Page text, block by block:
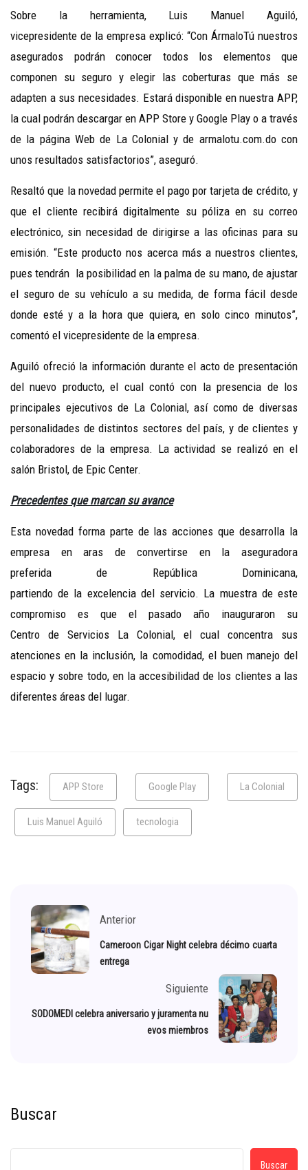
Sobre la herramienta, Luis Manuel Aguiló,
vicepresidente de la empresa explicó: “Con ÁrmaloTú nuestros
asegurados podrán conocer todos los elementos que
componen su seguro y elegir las coberturas que más se
adapten a sus necesidades. Estará disponible en nuestra APP,
la cual podrán descargar en APP Store y Google Play o a través
de la página Web de La Colonial y de armalotu.com.do con
unos resultados satisfactorios”, aseguró.
Resaltó que la novedad permite el pago por tarjeta de crédito, y
que el cliente recibirá digitalmente su póliza en su correo
electrónico, sin necesidad de dirigirse a las oficinas para su
emisión. “Este producto nos acerca más a nuestros clientes,
pues tendrán la posibilidad en la palma de su mano, de ajustar
el seguro de su vehículo a su medida, de forma fácil desde
donde esté y a la hora que quiera, en solo cinco minutos”,
comentó el vicepresidente de la empresa.
Aguiló ofreció la información durante el acto de presentación
del nuevo producto, el cual contó con la presencia de los
principales ejecutivos de La Colonial, así como de diversas
personalidades de distintos sectores del país, y de clientes y
colaboradores de la empresa. La actividad se realizó en el
salón Bristol, de Epic Center.
Precedentes que marcan su avance
Esta novedad forma parte de las acciones que desarrolla la
empresa en aras de convertirse en la aseguradora
preferida de República Dominicana,
partiendo de la excelencia del servicio. La muestra de este
compromiso es que el pasado año inauguraron su
Centro de Servicios La Colonial, el cual concentra sus
atenciones en la inclusión, la comodidad, el buen manejo del
espacio y sobre todo, en la accesibilidad de los clientes a las
diferentes áreas del lugar.
Tags: APP Store Google Play La Colonial
Luis Manuel Aguiló tecnologia
Anterior
Cameroon Cigar Night celebra décimo cuarta
entrega
Siguiente
SODOMEDI celebra aniversario y juramenta nu
evos miembros
Buscar
Buscar